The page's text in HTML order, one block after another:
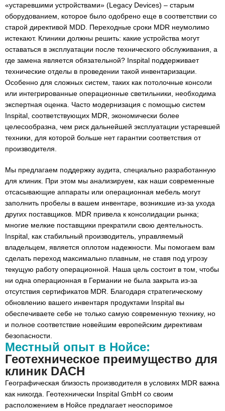
«устаревшими устройствами» (Legacy Devices) – старым
оборудованием, которое было одобрено еще в соответствии со
старой директивой MDD. Переходные сроки MDR неумолимо
истекают. Клиники должны решить: какие устройства могут
оставаться в эксплуатации после технического обслуживания, а
где замена является обязательной? Inspital поддерживает
технические отделы в проведении такой инвентаризации.
Особенно для сложных систем, таких как потолочные консоли
или интегрированные операционные светильники, необходима
экспертная оценка. Часто модернизация с помощью систем
Inspital, соответствующих MDR, экономически более
целесообразна, чем риск дальнейшей эксплуатации устаревшей
техники, для которой больше нет гарантии соответствия от
производителя.
Мы предлагаем поддержку аудита, специально разработанную
для клиник. При этом мы анализируем, как наши современные
отсасывающие аппараты или операционная мебель могут
заполнить пробелы в вашем инвентаре, возникшие из-за ухода
других поставщиков. MDR привела к консолидации рынка;
многие мелкие поставщики прекратили свою деятельность.
Inspital, как стабильный производитель, управляемый
владельцем, является оплотом надежности. Мы помогаем вам
сделать переход максимально плавным, не ставя под угрозу
текущую работу операционной. Наша цель состоит в том, чтобы
ни одна операционная в Германии не была закрыта из-за
отсутствия сертификатов MDR. Благодаря стратегическому
обновлению вашего инвентаря продуктами Inspital вы
обеспечиваете себе не только самую современную технику, но
и полное соответствие новейшим европейским директивам
безопасности.
Местный опыт в Нойсе:
Геотехническое преимущество для
клиник DACH
Географическая близость производителя в условиях MDR важна
как никогда. Геотехнически Inspital GmbH со своим
расположением в Нойсе предлагает неоспоримое